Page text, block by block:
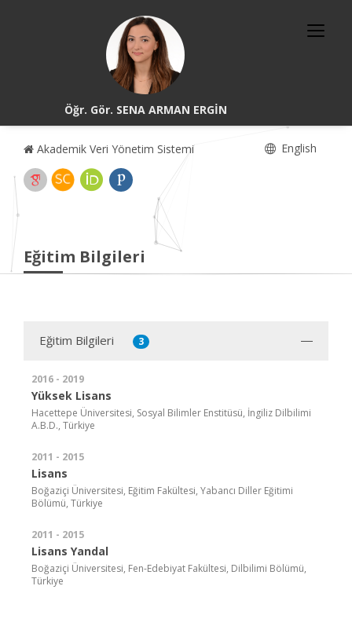
Öğr. Gör. SENA ARMAN ERGİN
Akademik Veri Yönetim Sistemi English
Eğitim Bilgileri
Eğitim Bilgileri 3
2016 - 2019
Yüksek Lisans
Hacettepe Üniversitesi, Sosyal Bilimler Enstitüsü, İngiliz Dilbilimi
A.B.D., Türkiye
2011 - 2015
Lisans
Boğaziçi Üniversitesi, Eğitim Fakültesi, Yabancı Diller Eğitimi
Bölümü, Türkiye
2011 - 2015
Lisans Yandal
Boğaziçi Üniversitesi, Fen-Edebiyat Fakültesi, Dilbilimi Bölümü,
Türkiye